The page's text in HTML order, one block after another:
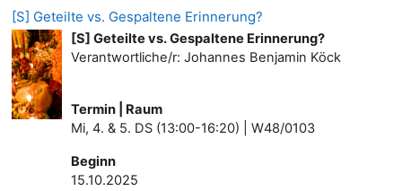
[S] Geteilte vs. Gespaltene Erinnerung?
[S] Geteilte vs. Gespaltene Erinnerung?
Verantwortliche/r: Johannes Benjamin Köck
Termin | Raum
Mi, 4. & 5. DS (13:00-16:20) | W48/0103
Beginn
15.10.2025